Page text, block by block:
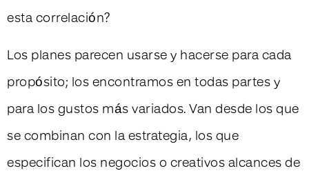
esta correlación?
Los planes parecen usarse y hacerse para cada
propósito; los encontramos en todas partes y
para los gustos más variados. Van desde los que
se combinan con la estrategia, los que
especifican los negocios o creativos alcances de